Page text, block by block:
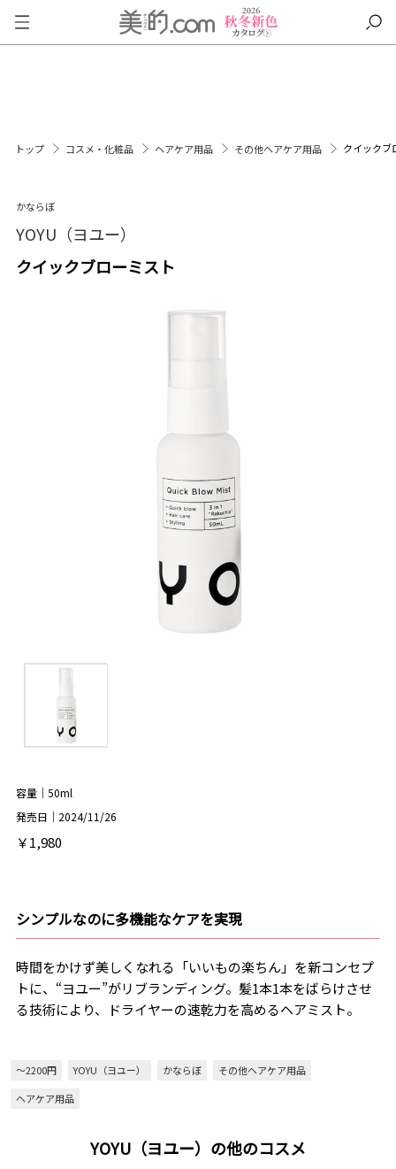
トップ コスメ・化粧品 ヘアケア用品 その他ヘアケア用品 クイックブ
かならぼ
YOYU（ヨユー）
クイックブローミスト
容量｜50ml
発売日｜2024/11/26
￥1,980
シンプルなのに多機能なケアを実現
時間をかけず美しくなれる「いいもの楽ちん」を新コンセプ
トに、“ヨユー”がリブランディング。髪1本1本をばらけさせ
る技術により、ドライヤーの速乾力を高めるヘアミスト。
～2200円 YOYU（ヨユー） かならぼ
その他ヘアケア用品
ヘアケア用品
YOYU（ヨユー）の他のコスメ